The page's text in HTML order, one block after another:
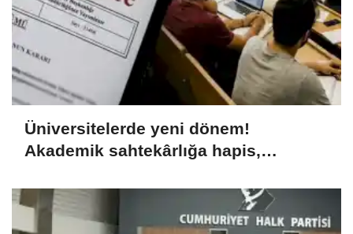
Üniversitelerde yeni dönem!
Akademik sahtekârlığa hapis,